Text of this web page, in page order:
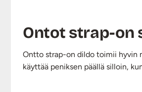
Ontot strap-on
Ontto strap-on dildo toimii hyvin
käyttää peniksen päällä silloin,